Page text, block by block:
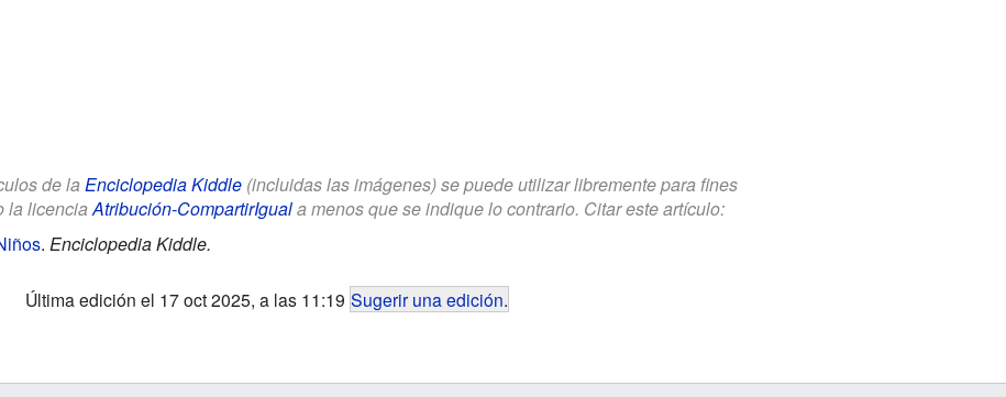
de la Enciclopedia Kiddle(incluidas las imágenes) se puede utilizar libremente para fines
la licenciaAtribución-CompartirIguala menos que se indique lo contrario. Citar este artículo:
. Enciclopedia Kiddle.
Última edición el 17 oct 2025, a las 11:19 Sugerir una edición.